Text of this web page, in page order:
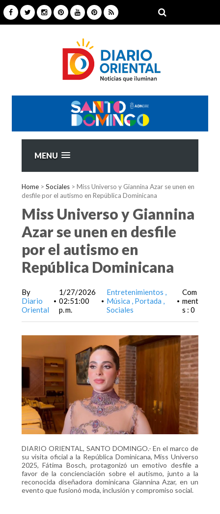
MENU
Home > Sociales > Miss Universo y Giannina Azar se unen en
desfile por el autismo en República Dominicana
Miss Universo y Giannina
Azar se unen en desfile
por el autismo en
República Dominicana
By
Diario
Oriental
•
1/27/2026
02:51:00
p. m.
•
Entretenimientos
Música
Portada
Sociales
•
Com
ment
s : 0
DIARIO ORIENTAL, SANTO DOMINGO.- En el marco de
su visita oficial a la República Dominicana, Miss Universo
2025, Fátima Bosch, protagonizó un emotivo desfile a
favor de la concienciación sobre el autismo, junto a la
reconocida diseñadora dominicana Giannina Azar, en un
evento que fusionó moda, inclusión y compromiso social.